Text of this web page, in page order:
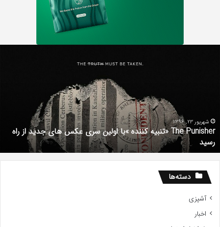
Gifted
2017شهریور 1, 1396
دانلود رایگان دوبله فارسی فیلم با استعداد Gifted 2017
دسته‌ها
آشپزی
اخبار